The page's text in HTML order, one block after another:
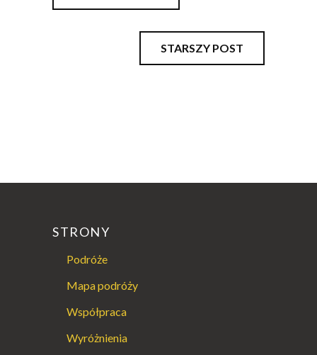
STARSZY POST
STRONY
Podróże
Mapa podróży
Współpraca
Wyróżnienia